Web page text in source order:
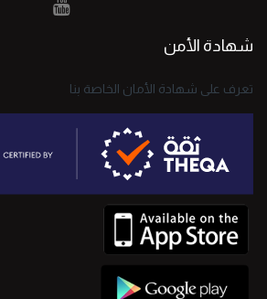
شهادة الأمن
تعرف على شهادة الأمان الخاصة بنا